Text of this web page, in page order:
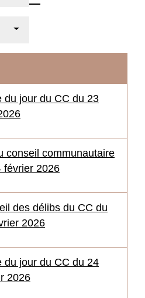
du jour du CC du 23
conseil communautaire
février 2026
des délibs du CC du
2026
du jour du CC du 24
2026